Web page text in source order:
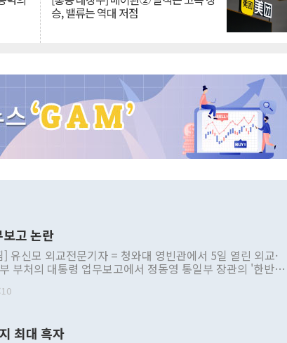
승, 밸류는 역대 저점
고 논란
유신모 외교전문기자 = 청와대 영빈관에서 5일 열린 외교·
부처의 대통령 업무보고에서 정동영 통일부 장관의 '한반도
부 내 조율을 거치지 않은 사안을 정책으로 추진하겠다고 공
근거한 비현실적 구상'이라는 비판을 내놨다. 그동안 정 장
최대 흑자